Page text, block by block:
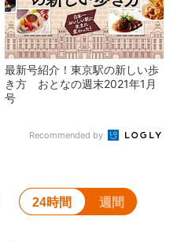
最新号紹介！東京駅の新しい歩
き方 おとなの週末2021年1月
号
Recommended by
24時間 週間